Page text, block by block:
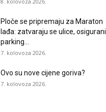
Ploče se pripremaju za Maraton
lađa: zatvaraju se ulice, osigurani
parking...
7. kolovoza 2026.
Ovo su nove cijene goriva?
7. kolovoza 2026.